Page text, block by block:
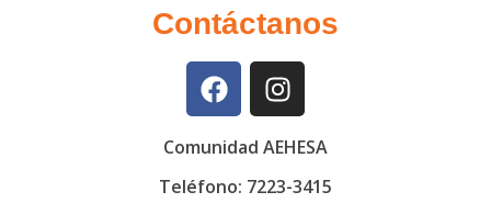
Contáctanos
Comunidad AEHESA
Teléfono: 7223-3415